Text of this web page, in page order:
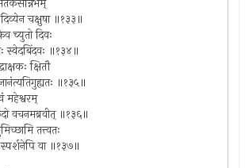
चक्षुषा ॥१३३॥
च्युतो दिवः
स्वेदबिंदवः ॥१३४॥
क्षितौ
॥१३५॥
महेश्वरम्
वचनमब्रवीत् ॥१३६॥
तत्त्वतः
वा ॥१३७॥